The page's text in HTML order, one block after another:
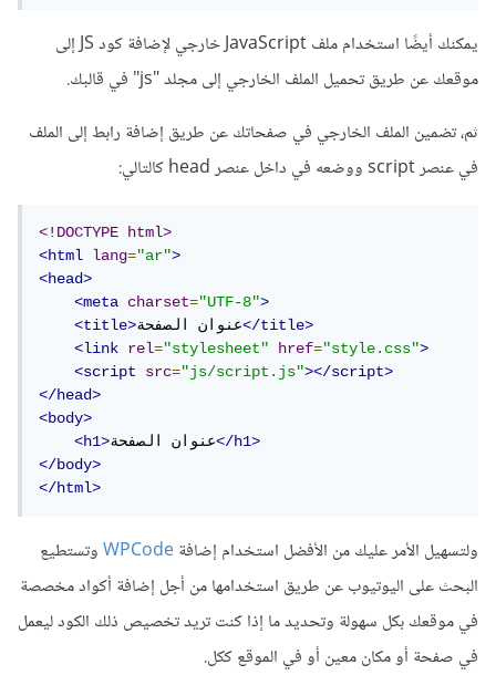
يمكنك أيضًا استخدام ملف JavaScript خارجي لإضافة كود JS إلى
موقعك عن طريق تحميل الملف الخارجي إلى مجلد "js" في قالبك.
ثم، تضمين الملف الخارجي في صفحاتك عن طريق إضافة رابط إلى الملف
في عنصر script ووضعه في داخل عنصر head كالتالي:
<!DOCTYPE html>
<html
lang="ar">
<head>
<meta
charset="UTF-8">
<title>عنوان الصفحة</title>
<link
rel="stylesheet" href="style.css">
<script
src="js/script.js"></script>
</head>
<body>
<h1>عنوان الصفحة</h1>
</body>
</html>
ولتسهيل الأمر عليك من الأفضل استخدام إضافةWPCode وتستطيع
البحث على اليوتيوب عن طريق استخدامها من أجل إضافة أكواد مخصصة
في موقعك بكل سهولة وتحديد ما إذا كنت تريد تخصيص ذلك الكود ليعمل
في صفحة أو مكان معين أو في الموقع ككل.